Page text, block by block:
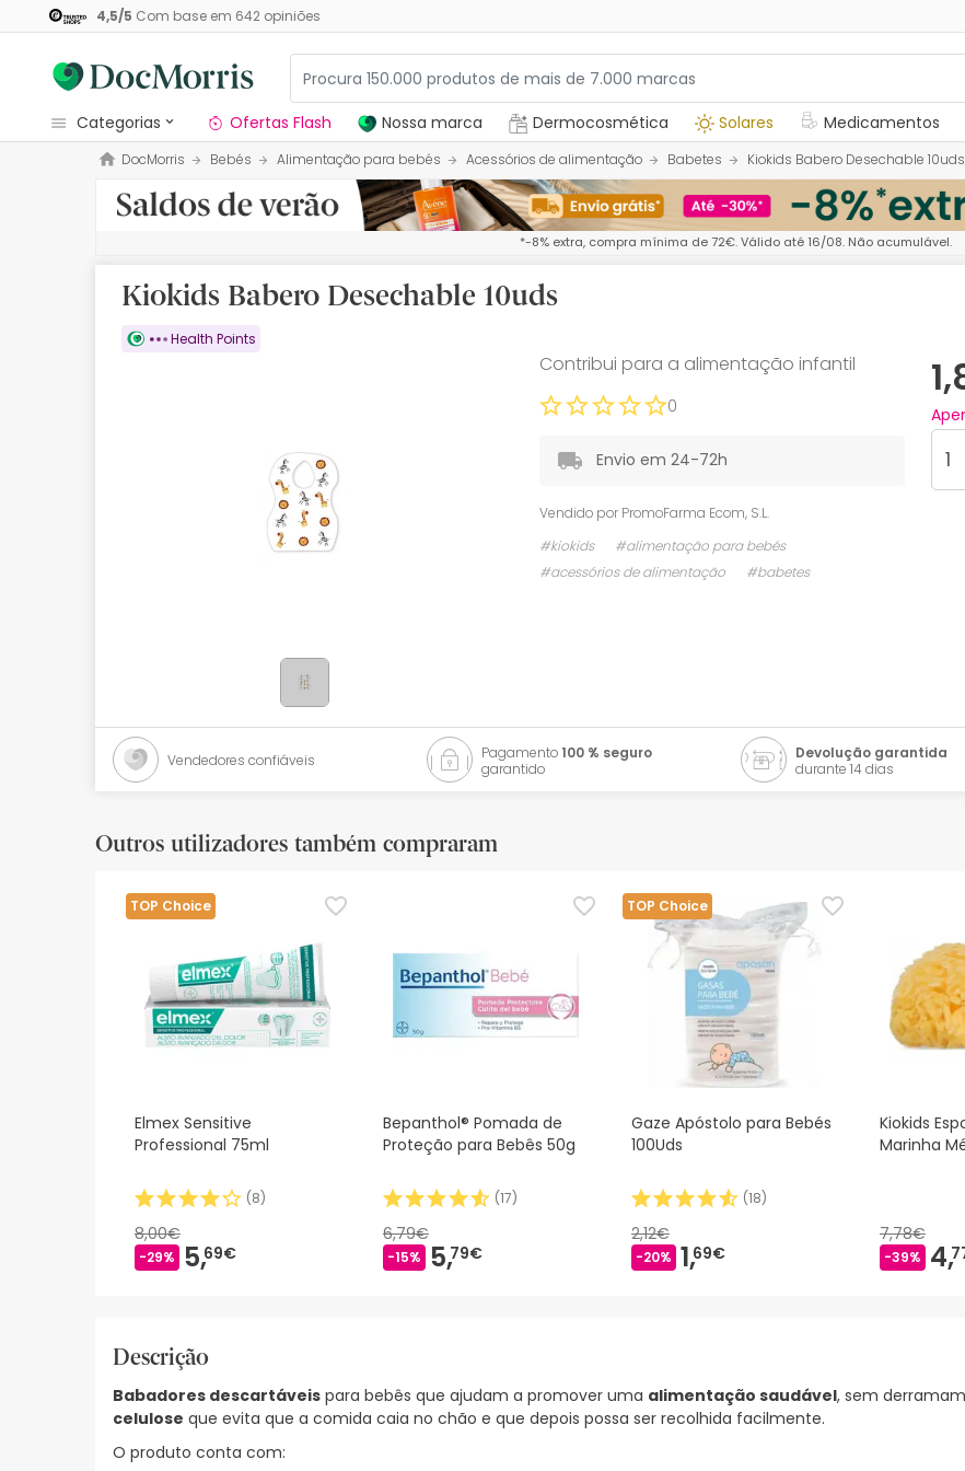
4,5/5 Com base em 642opiniões
categorias
Dermocosmetica
Nossa marca
Medicamentos
Cosmética
Promoções
Mais vendidos
Ofertas Flash Nossa marca Dermocosmética Solares Medicamentos
DocMorris Bebés Alimentação para bebés Acessórios de alimentação Babetes Kiokids Babero Desechable 10uds
*-8% extra, compra mínima de 72€. Válido até 16/08. Não acumulável.
Kiokids Babero Desechable 10uds
Health Points
Contribui para a alimentação infantil
0
Envio em 24-72h
Vendido por PromoFarma Ecom, S.L.
#kiokids
#alimentação para bebés
#acessórios de alimentação
#babetes
Vendedores confiáveis Pagamento100 % seguro
garantido
Devolução garantida
durante 14 dias
Outros utilizadores também compraram
TOP Choice
Elmex Sensitive
Professional 75ml
(8)
8,00€
-29% 5,69€
Bepanthol® Pomada de
Proteção para Bebês 50g
(17)
6,79€
-15% 5,79€
TOP Choice
Gaze Apóstolo para Bebés
100Uds
(18)
2,12€
-20% 1,69€
Kiokids
Marinha
7,78€
-39% 4,
Descrição
Babadores descartáveis para bebês que ajudam a promover uma alimentação saudável, sem
celulose que evita que a comida caia no chão e que depois possa ser recolhida facilmente.
O produto conta com: